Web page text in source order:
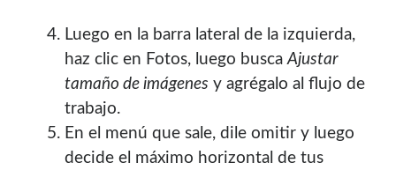
Blogroll Geek
El Blog de Luis
Picando Código0
Luego en la barra lateral de la izquierda,
haz clic en Fotos, luego buscaAjustar
tamaño de imágenes y agrégalo al flujo de
trabajo.
En el menú que sale, dile omitir y luego
decide el máximo horizontal de tus